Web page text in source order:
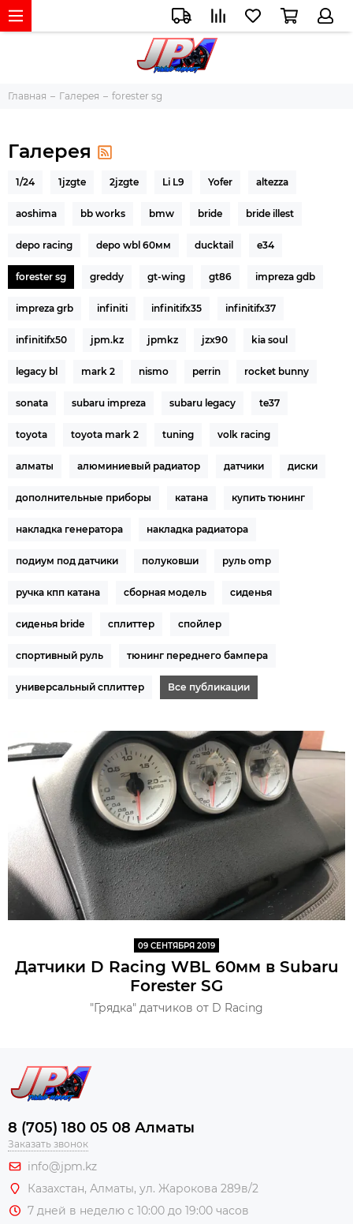
Главная Галерея forester sg
Галерея
1/24 1jzgte 2jzgte Li L9 Yofer altezza
aoshima bb works bmw bride bride illest
depo racing depo wbl 60мм ducktail e34
forester sg greddy gt-wing gt86 impreza gdb
impreza grb infiniti infinitifx35 infinitifx37
infinitifx50 jpm.kz jpmkz jzx90 kia soul
legacy bl mark 2 nismo perrin rocket bunny
sonata subaru impreza subaru legacy te37
toyota toyota mark 2 tuning volk racing
алматы алюминиевый радиатор датчики диски
дополнительные приборы катана купить тюнинг
накладка генератора накладка радиатора
подиум под датчики полуковши руль omp
ручка кпп катана сборная модель сиденья
сиденья bride сплиттер спойлер
спортивный руль тюнинг переднего бампера
универсальный сплиттер Все публикации
09 СЕНТЯБРЯ 2019
Датчики D Racing WBL 60мм в Subaru
Forester SG
"Грядка" датчиков от D Racing
8 (705) 180 05 08 Алматы
Заказать звонок
info@jpm.kz
Казахстан, Алматы, ул. Жарокова 289в/2
7 дней в неделю с 10:00 до 19:00 часов